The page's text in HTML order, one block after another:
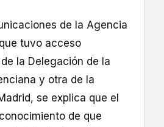
de la Agencia
tuvo acceso
la Delegación de la
y otra de la
se explica que el
de que